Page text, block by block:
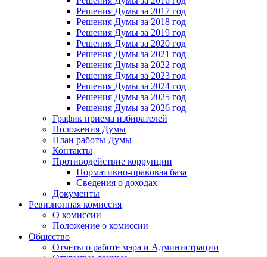
Решения Думы за 2017 год
Решения Думы за 2018 год
Решения Думы за 2019 год
Решения Думы за 2020 год
Решения Думы за 2021 год
Решения Думы за 2022 год
Решения Думы за 2023 год
Решения Думы за 2024 год
Решения Думы за 2025 год
Решения Думы за 2026 год
График приема избирателей
Положения Думы
План работы Думы
Контакты
Противодействие коррупции
Нормативно-правовая база
Сведения о доходах
Документы
Ревизионная комиссия
О комиссии
Положение о комиссии
Общество
Отчеты о работе мэра и Администрации